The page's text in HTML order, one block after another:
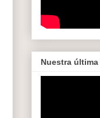
Nuestra última